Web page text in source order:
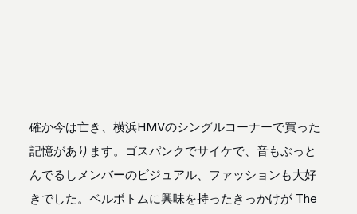
確か今は亡き、横浜HMVのシングルコーナーで買った
記憶があります。ゴスパンクでサイケで、音もぶっと
んでるしメンバーのビジュアル、ファッションも大好
きでした。ベルボトムに興味を持ったきっかけが The